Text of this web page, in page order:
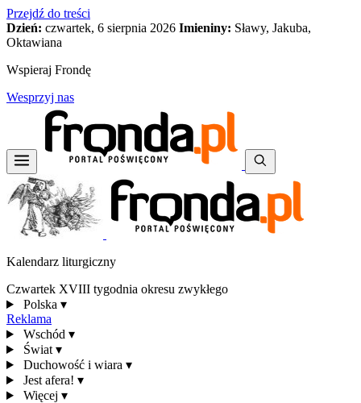
Przejdź do treści
Dzień: czwartek, 6 sierpnia 2026 Imieniny: Sławy, Jakuba,
Oktawiana
Wspieraj Frondę
Wesprzyj nas
Kalendarz liturgiczny
Czwartek XVIII tygodnia okresu zwykłego
Polska ▾
Reklama
Wschód ▾
Świat ▾
Duchowość i wiara ▾
Jest afera! ▾
Więcej ▾